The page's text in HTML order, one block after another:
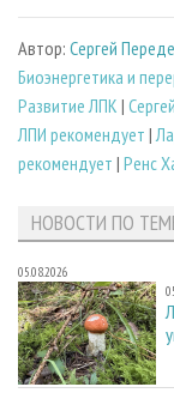
Автор: Сергей
Биoэнергетика и
Развитие ЛПК |
ЛПИ рекомендует |
рекомендует | Ренс
НОВОСТИ ПО
05.08.2026